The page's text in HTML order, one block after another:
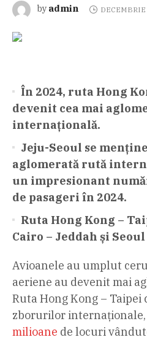
by admin
În 2024, ruta Hong
devenit cea mai
internațională.
Jeju-Seoul se
aglomerată rută
un impresionant
de pasageri în 2024.
Ruta Hong Kong –
Cairo – Jeddah și
Avioanele au umplut
aeriene au devenit mai
Ruta Hong Kong –
zborurilor internaționale,
milioane de locuri